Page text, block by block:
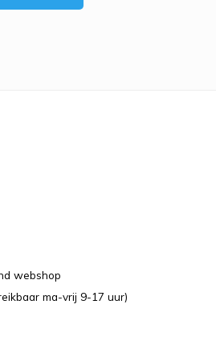
webshop
ma-vrij 9-17 uur)